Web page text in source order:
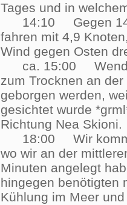
Tages und in
14:10 Gegen
fahren mit 4,9
Wind gegen Osten
ca. 15:00 Wende
zum Trocknen an
geborgen werden,
gesichtet wurde
Richtung Nea
18:00 Wir
wo wir an der
Minuten angelegt
hingegen benötigten
Kühlung im Meer